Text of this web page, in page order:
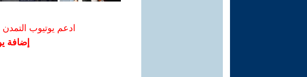
ادعم يوتيوب التمدن
إضافة